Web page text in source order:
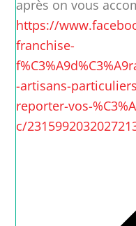
après on vous
https://
franchise-
-artisans-
reporter-vos-
c/